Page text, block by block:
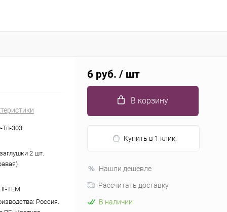
303
2 шт.
ТЕМ
Россия.
6 руб. / шт
В корзину
Купить в 1 клик
Нашли дешевле
Рассчитать доставку
В наличии